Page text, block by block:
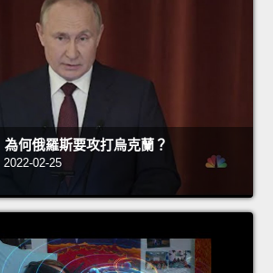
為何俄羅斯要攻打烏克蘭？
02-25